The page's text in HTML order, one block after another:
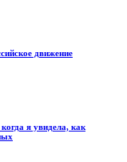
движение
я увидела, как